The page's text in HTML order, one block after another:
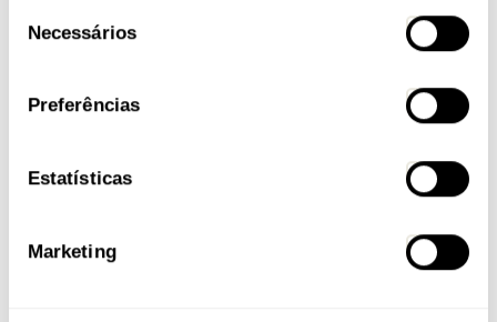
Necessários
Preferências
Estatísticas
Marketing
Dicas da Vivi
Elétrica